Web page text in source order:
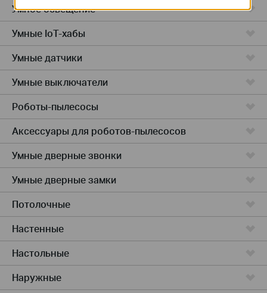
Умное освещение
Умные IoT-хабы
Умные датчики
Умные выключатели
Роботы-пылесосы
Аксессуары для роботов-пылесосов
Умные дверные звонки
Умные дверные замки
Потолочные
Настенные
Настольные
Наружные